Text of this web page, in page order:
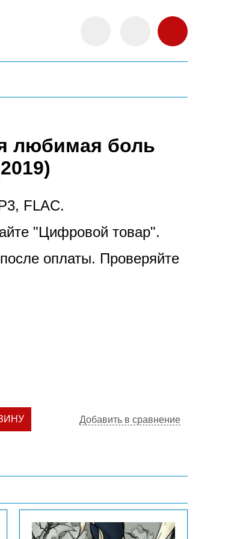
любимая боль
FLAC.
"Цифровой товар".
оплаты. Проверяйте
Добавить в сравнение